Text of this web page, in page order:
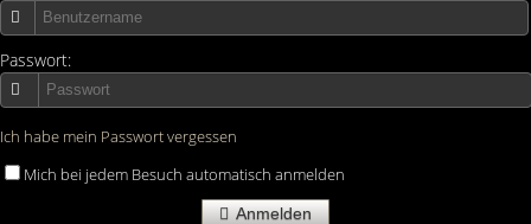
Passwort:
Ich habe mein Passwort vergessen
Mich bei jedem Besuch automatisch anmelden
Anmelden